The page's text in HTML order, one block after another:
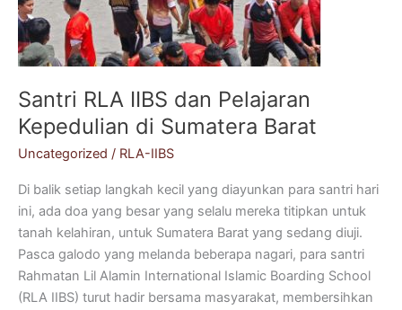
Santri RLA IIBS dan Pelajaran
Kepedulian di Sumatera Barat
Uncategorized / RLA-IIBS
Di balik setiap langkah kecil yang diayunkan para santri hari
ini, ada doa yang besar yang selalu mereka titipkan untuk
tanah kelahiran, untuk Sumatera Barat yang sedang diuji.
Pasca galodo yang melanda beberapa nagari, para santri
Rahmatan Lil Alamin International Islamic Boarding School
(RLA IIBS) turut hadir bersama masyarakat, membersihkan
di
Sumatera
Barat